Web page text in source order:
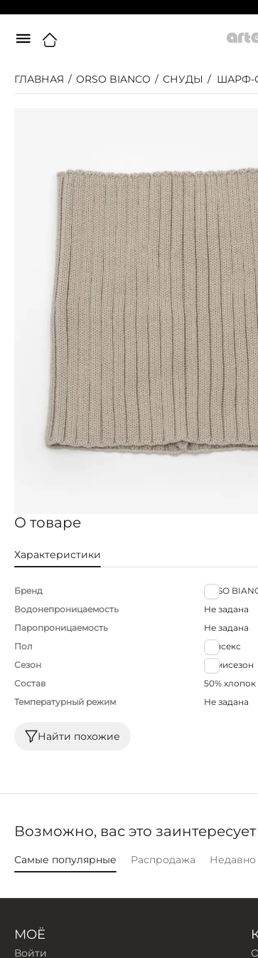
ГЛАВНАЯ / ORSO BIANCO / СНУДЫ / ШАРФ-
О товаре
Характеристики
Бренд
ORSO
Водонепроницаемость
Не задана
Паропроницаемость
Не задана
Пол
Унисекс
Сезон
Демисезон
Состав
50%
Температурный режим
Не задана
Найти похожие
Возможно, вас это заинтересует
Самые популярные Распродажа
МОЁ
Войти